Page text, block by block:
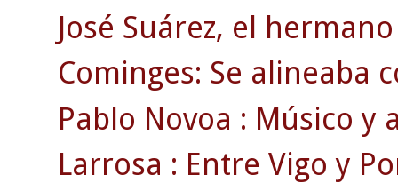
José Suárez, el
Cominges: Se alineaba
Pablo Novoa : Músico y
Larrosa : Entre Vigo y